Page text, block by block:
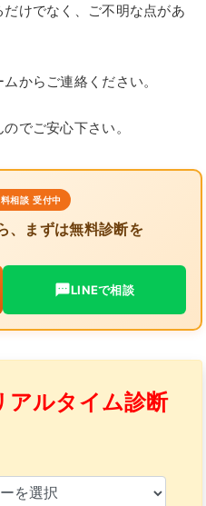
けでなく、ご不明な点があ
からご連絡ください。
でご安心下さい。
相談 受付中
、まずは無料診断を
LINEで相談
アルタイム診断